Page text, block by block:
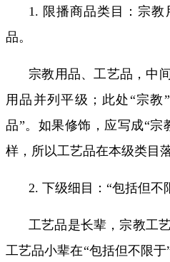
1. 限播商品类目：宗
品。
宗教用品、工艺品，中
用品并列平级；此处“宗教
品”。如果修饰，应写成“宗
样，所以工艺品在本级类目
2. 下级细目： “包括但不
工艺品是长辈，宗教工
工艺品小辈在“包括但不限